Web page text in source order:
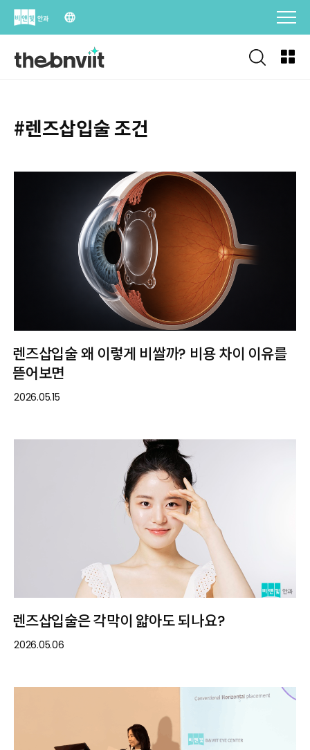
Skip
#렌즈삽입술 조건
렌즈삽입술 왜 이렇게 비쌀까? 비용 차이 이유를
뜯어보면
2026.05.15
렌즈삽입술은 각막이 얇아도 되나요?
2026.05.06